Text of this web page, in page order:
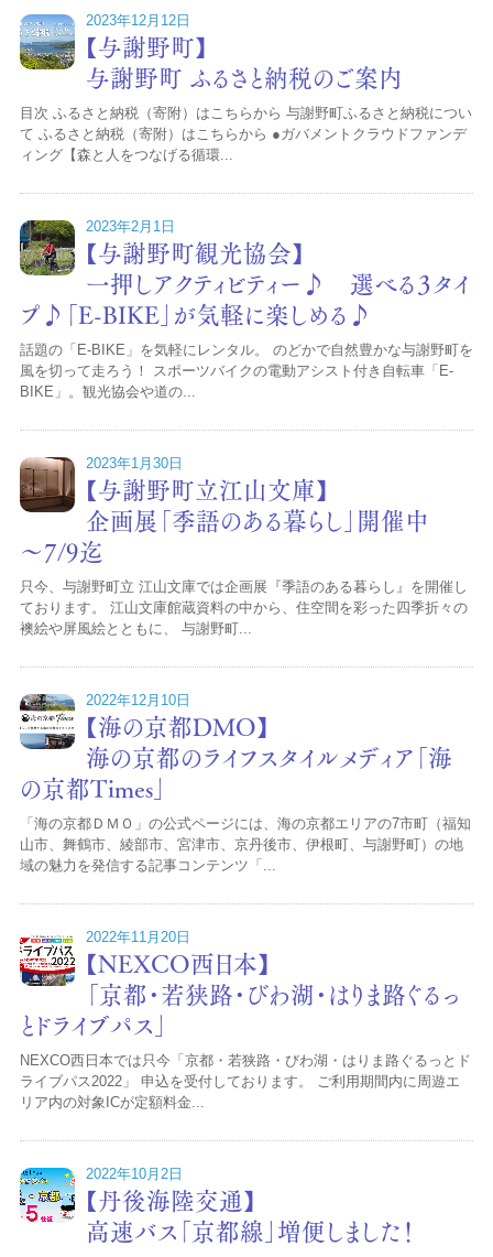
2023年12月12日
【与謝野町】
与謝野町 ふるさと納税のご案内
目次 ふるさと納税（寄附）はこちらから 与謝野町ふるさと納税につい
て ふるさと納税（寄附）はこちらから ●ガバメントクラウドファンデ
ィング【森と人をつなげる循環...
2023年2月1日
【与謝野町観光協会】
一押しアクティビティー♪ 選べる３タイ
プ♪「E-BIKE」が気軽に楽しめる♪
話題の「E-BIKE」を気軽にレンタル。 のどかで自然豊かな与謝野町を
風を切って走ろう！ スポーツバイクの電動アシスト付き自転車「E-
BIKE」。観光協会や道の...
2023年1月30日
【与謝野町立江山文庫】
企画展「季語のある暮らし」開催中
～7/9迄
只今、与謝野町立 江山文庫では企画展『季語のある暮らし』を開催し
ております。 江山文庫館蔵資料の中から、住空間を彩った四季折々の
襖絵や屏風絵とともに、 与謝野町...
2022年12月10日
【海の京都DMO】
海の京都のライフスタイルメディア「海
の京都Times」
「海の京都ＤＭＯ」の公式ページには、海の京都エリアの7市町（福知
山市、舞鶴市、綾部市、宮津市、京丹後市、伊根町、与謝野町）の地
域の魅力を発信する記事コンテンツ「...
2022年11月20日
【NEXCO西日本】
「京都・若狭路・びわ湖・はりま路ぐるっ
とドライブパス」
NEXCO西日本では只今「京都・若狭路・びわ湖・はりま路ぐるっとド
ライブパス2022」 申込を受付しております。 ご利用期間内に周遊エ
リア内の対象ICが定額料金...
2022年10月2日
【丹後海陸交通】
高速バス「京都線」増便しました！